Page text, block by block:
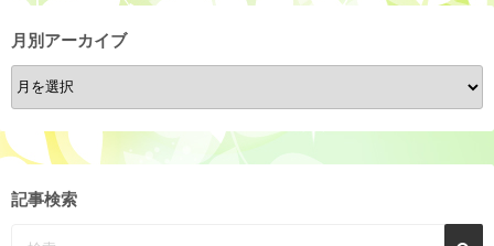
月別アーカイブ
月
別
ー
カ
記事検索